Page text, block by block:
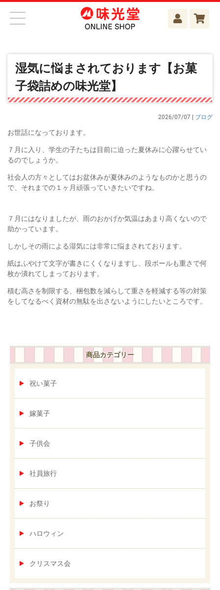
商品カテゴリー
祝い菓子
嫁菓子
子供会
社員旅行
お祭り
ハロウィン
クリスマス会
湿気に悩まされております【お菓
子袋詰めの味光堂】
2026/07/07 | ブログ
お世話になっております。
７月に入り、学生の子たちは目前に迫った夏休みに心躍らせてい
るのでしょうか。
社会人の方々としてはお盆休みが夏休みのようなものかと思うの
で、それまでの１ヶ月頑張っていきたいですね。
７月にはなりましたが、雨のおかげか気温はあまり高くないので
助かっています。
しかしその雨による湿気には非常に悩まされております。
紙はふやけて文字が書きにくくなりますし、段ボールも重さで何
枚か潰れてしまっております。
積む高さを制限する、梱包数を減らして重さを軽減する等の対策
をしてなるべく資材の無駄を出さないようにしたいところです。